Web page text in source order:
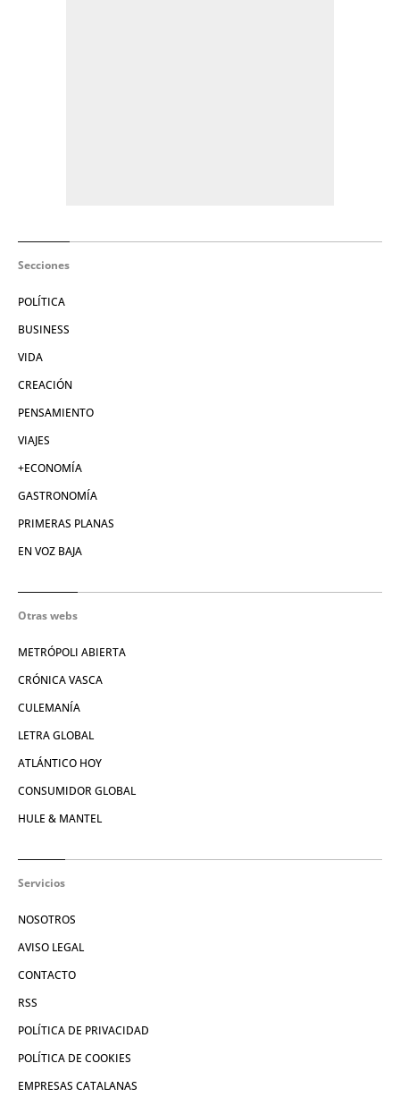
Secciones
POLÍTICA
BUSINESS
VIDA
CREACIÓN
PENSAMIENTO
VIAJES
+ECONOMÍA
GASTRONOMÍA
PRIMERAS PLANAS
EN VOZ BAJA
Otras webs
METRÓPOLI ABIERTA
CRÓNICA VASCA
CULEMANÍA
LETRA GLOBAL
ATLÁNTICO HOY
CONSUMIDOR GLOBAL
HULE & MANTEL
Servicios
NOSOTROS
AVISO LEGAL
CONTACTO
RSS
POLÍTICA DE PRIVACIDAD
POLÍTICA DE COOKIES
EMPRESAS CATALANAS